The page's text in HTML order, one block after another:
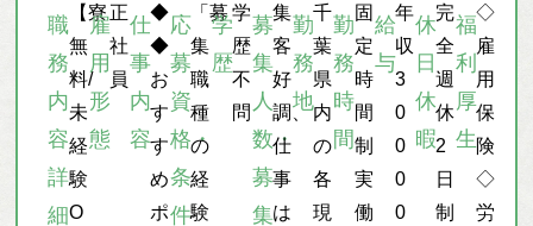
職
務
内
容
詳
細
【寮
無
料/
未
経
験
O
雇
用
形
態
正
社
員
仕
事
内
容
◆
◆
お
す
す
め
ポ
応
募
資
格・
条
件
「募
集
職
種
の
経
験
学
歴
学
歴
不
問
募
集
人
数・
募
集
集
客
好
調、
仕
事
は
勤
務
地
千
葉
県
内
の
各
現
勤
務
時
間
固
定
時
間
制
実
働
給
与
年
収
3
0
0
0
0
休
日
休
暇
完
全
週
休
2
日
制
福
利
厚
生
◇
雇
用
保
険
◇
労